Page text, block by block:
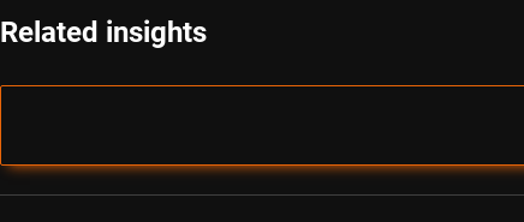
Related insights